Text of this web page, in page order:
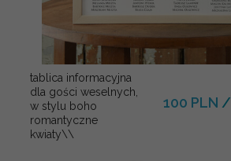
tablica informacyjna
dla gości weselnych,
w stylu boho
romantyczne
kwiaty\\
100 PLN /